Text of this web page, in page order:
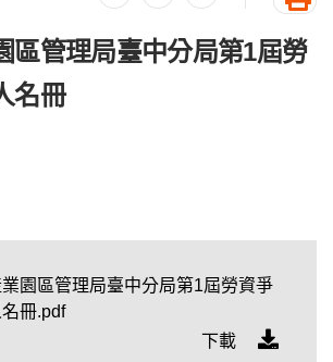
友
區管理局臺中分局第1屆勞
名冊
園區管理局臺中分局第1屆勞資爭
冊.pdf
下載